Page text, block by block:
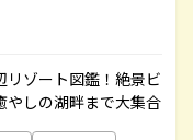
リゾート図鑑！絶景ビ
やしの湖畔まで大集合